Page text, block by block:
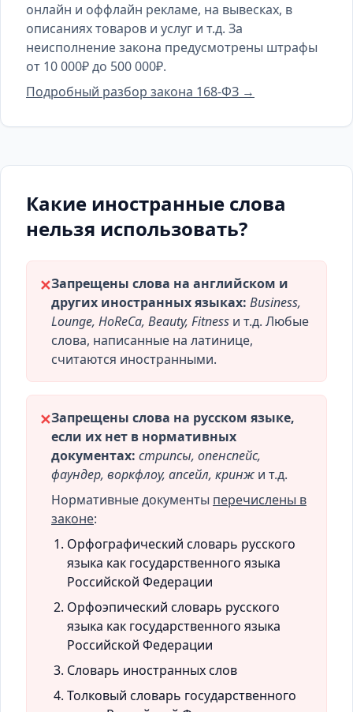
онлайн и оффлайн рекламе, на вывесках, в
описаниях товаров и услуг и т.д. За
неисполнение закона предусмотрены штрафы
от 10 000₽ до 500 000₽.
Подробный разбор закона 168-ФЗ →
Какие иностранные слова
нельзя использовать?
✕Запрещены слова на английском и
других иностранных языках: Business,
Lounge, HoReCa, Beauty, Fitness и т.д. Любые
слова, написанные на латинице,
считаются иностранными.
✕Запрещены слова на русском языке,
если их нет в нормативных
документах: стрипсы, опенспейс,
фаундер, воркфлоу, апсейл, кринж и т.д.
Нормативные документы перечислены в
законе:
Орфографический словарь русского
языка как государственного языка
Российской Федерации
Орфоэпический словарь русского
языка как государственного языка
Российской Федерации
Словарь иностранных слов
Толковый словарь государственного